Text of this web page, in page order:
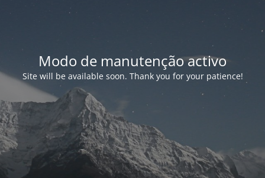
Modo de manutenção activo
Site will be available soon. Thank you for your patience!